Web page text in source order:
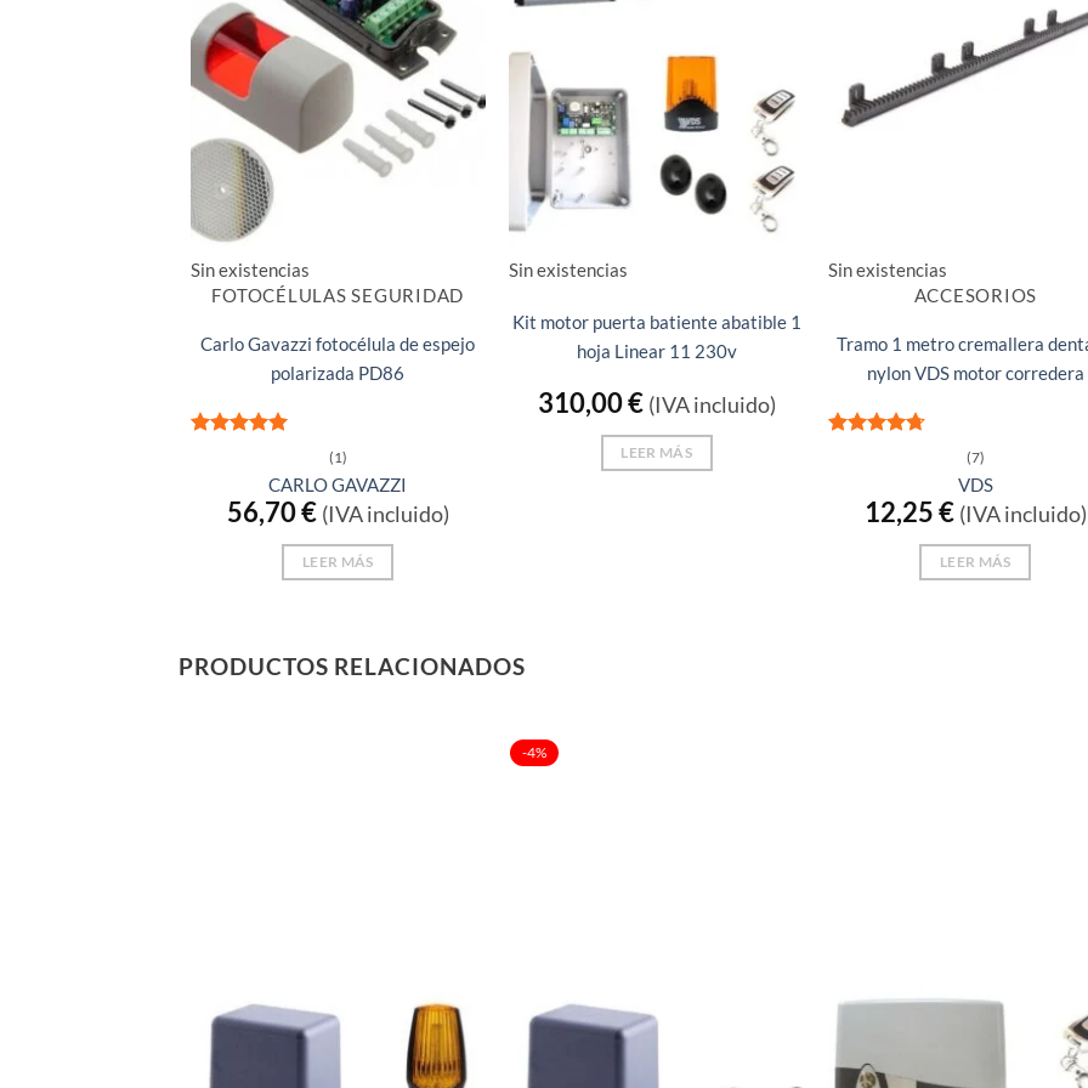
Sin existencias
FOTOCÉLULAS SEGURIDAD
Carlo Gavazzi fotocélula de espejo
polarizada PD86
(1)
CARLO GAVAZZI
56,70€ (IVA incluido)
LEER MÁS
Sin existencias
Kit motor puerta batiente abatible 1
hoja Linear 11 230v
310,00€ (IVA incluido)
LEER MÁS
Sin existencias
ACCESORIOS
Tramo 1 metro cremallera
nylon VDS motor corredera
(7)
VDS
12,25€ (IVA incluido)
LEER MÁS
PRODUCTOS RELACIONADOS
-4%